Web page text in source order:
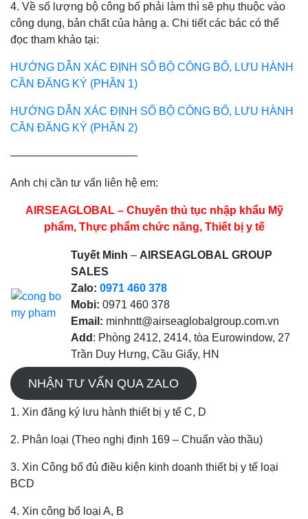
4. Về số lượng bộ công bố phải làm thì sẽ phụ thuộc vào
công dụng, bản chất của hàng ạ. Chi tiết các bác có thể
đọc tham khảo tại:
HƯỚNG DẪN XÁC ĐỊNH SỐ BỘ CÔNG BỐ, LƯU HÀNH
CẦN ĐĂNG KÝ (PHẦN 1)
HƯỚNG DẪN XÁC ĐỊNH SỐ BỘ CÔNG BỐ, LƯU HÀNH
CẦN ĐĂNG KÝ (PHẦN 2)
———————————–
Anh chị cần tư vấn liên hệ em:
AIRSEAGLOBAL – Chuyên thủ tục nhập khẩu Mỹ
phẩm, Thực phẩm chức năng, Thiết bị y tế
Tuyết Minh – AIRSEAGLOBAL GROUP
SALES
Zalo: 0971 460 378
Mobi: 0971 460 378
Email: minhntt@airseaglobalgroup.com.vn
Add : Phòng 2412, 2414, tòa Eurowindow, 27
Trần Duy Hưng, Cầu Giấy, HN
NHẬN TƯ VẤN QUA ZALO
1. Xin đăng ký lưu hành thiết bị y tế C, D
2. Phân loại (Theo nghị định 169 – Chuẩn vào thầu)
3. Xin Công bố đủ điều kiện kinh doanh thiết bị y tế loại
BCD
4. Xin công bố loại A, B